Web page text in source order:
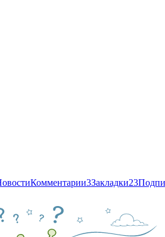
Комментарии3Закладки23